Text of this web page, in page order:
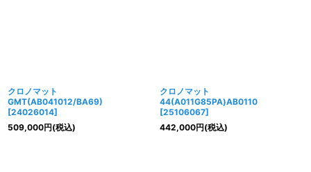
クロノマット
GMT(AB041012/BA69)
[24026014]
509,000円(税込)
クロノマット
44(A011G85PA)AB0110
[25106067]
442,000円(税込)